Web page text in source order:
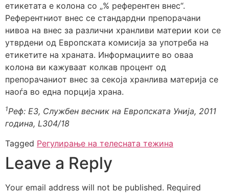
етикетата е колона со „% референтен внес“.
Референтниот внес се стандардни препорачани
нивоа на внес за различни хранливи материи кои се
утврдени од Европската комисија за употреба на
етикетите на храната. Информациите во оваа
колона ви кажуваат колкав процент од
препорачаниот внес за секоја хранлива материја се
наоѓа во една порција храна.
1Реф: ЕЗ, Службен весник на Европската Унија, 2011
година, L304/18
Tagged Регулирање на телесната тежина
Leave a Reply
Your email address will not be published. Required